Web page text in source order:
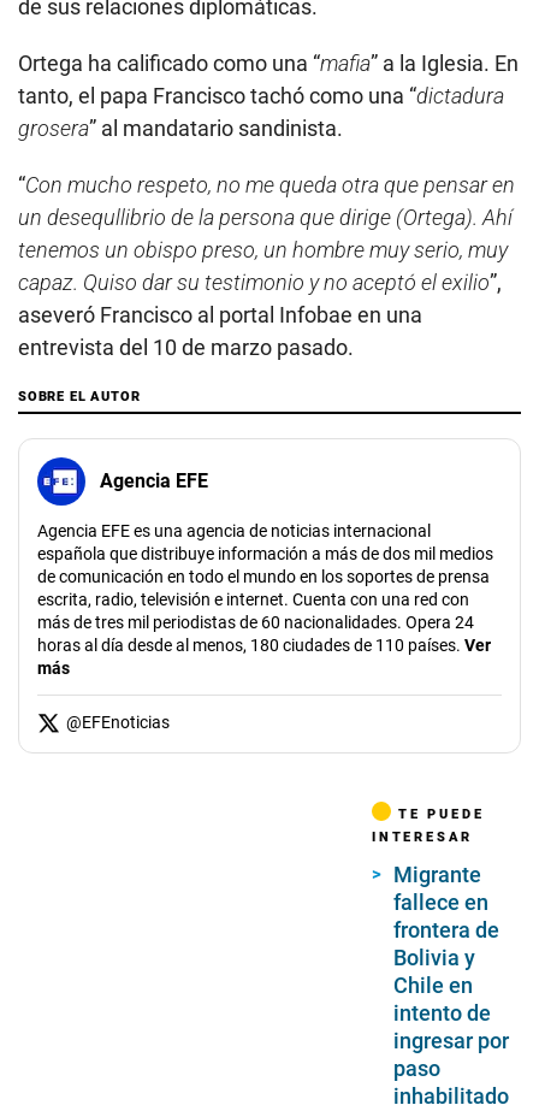
de sus relaciones diplomáticas.
Ortega ha calificado como una “mafia” a la Iglesia. En
tanto, el papa Francisco tachó como una “dictadura
grosera” al mandatario sandinista.
“Con mucho respeto, no me queda otra que pensar en
un desequllibrio de la persona que dirige (Ortega). Ahí
tenemos un obispo preso, un hombre muy serio, muy
capaz. Quiso dar su testimonio y no aceptó el exilio”,
aseveró Francisco al portal Infobae en una
entrevista del 10 de marzo pasado.
SOBRE EL AUTOR
Agencia EFE
Agencia EFE es una agencia de noticias internacional
española que distribuye información a más de dos mil medios
de comunicación en todo el mundo en los soportes de prensa
escrita, radio, televisión e internet. Cuenta con una red con
más de tres mil periodistas de 60 nacionalidades. Opera 24
horas al día desde al menos, 180 ciudades de 110 países. Ver
más
@EFEnoticias
TE PUEDE
INTERESAR
Migrante
fallece en
frontera de
Bolivia y
Chile en
intento de
ingresar por
paso
inhabilitado